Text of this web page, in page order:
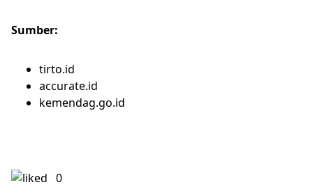
Sumber:
tirto.id
accurate.id
kemendag.go.id
0